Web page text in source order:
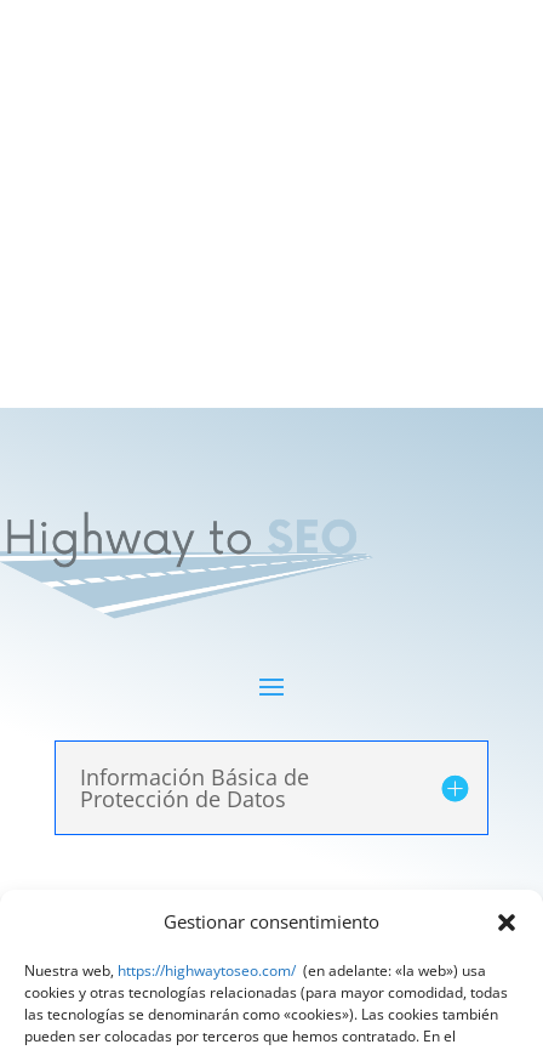
Gestionar consentimiento
Nuestra web, https://highwaytoseo.com/ (en adelante: «la web») usa
cookies y otras tecnologías relacionadas (para mayor comodidad, todas
las tecnologías se denominarán como «cookies»). Las cookies también
pueden ser colocadas por terceros que hemos contratado. En el
Información Básica de
Protección de Datos
Aviso Legal|Política de Privacidad|
@ 2025 Diseñado porHighWay To Seo | Textos
legales LSSI y RGPD creados porSpain